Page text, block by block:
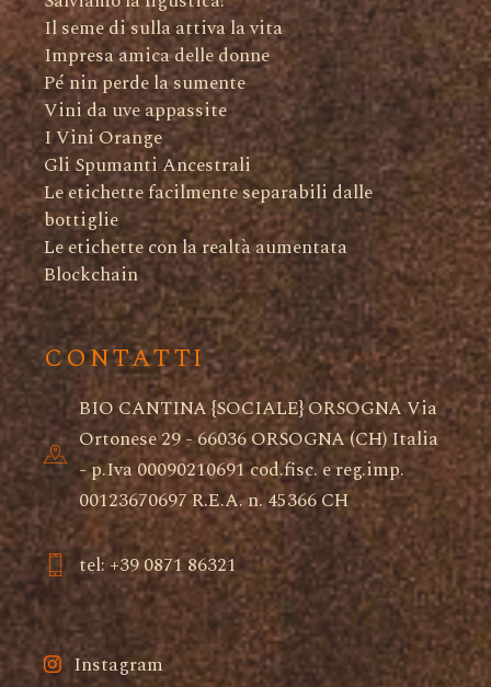
Il seme di sulla attiva la vita
Impresa amica delle donne
Pé nin perde la sumente
Vini da uve appassite
I Vini Orange
Gli Spumanti Ancestrali
Le etichette facilmente separabili dalle
bottiglie
Le etichette con la realtà aumentata
Blockchain
CONTATTI
BIO CANTINA {SOCIALE} ORSOGNA Via
Ortonese 29 - 66036 ORSOGNA (CH) Italia
- p.Iva 00090210691 cod.fisc. e reg.imp.
00123670697 R.E.A. n. 45366 CH
tel: +39 0871 86321
Instagram